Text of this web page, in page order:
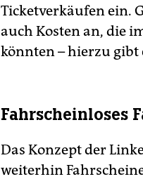
Ticketverkäufen ein.
auch Kosten an, die
könnten – hierzu gibt
Fahrscheinloses
Das Konzept der
weiterhin